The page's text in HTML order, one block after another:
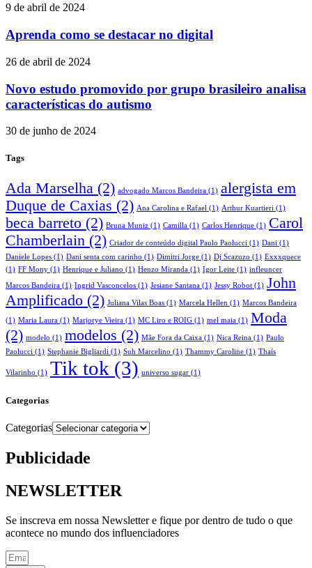
9 de abril de 2024
Aprenda como se destacar no digital
26 de abril de 2024
Novo estudo promovido por grupo brasileiro analisa
características do autismo
30 de junho de 2024
Tags
Ada Marselha (2) advogado Marcos Bandeira (1) alergista em
Duque de Caxias (2) Ana Carolina e Rafael (1) Arthur Kuartieri (1)
beca barreto (2) Bruna Muniz (1) Camilla (1) Carlos Henrique (1) Carol
Chamberlain (2) Criador de conteúdo digital Paulo Paolucci (1) Dani (1)
Daniele Lopes (1) Dani senta com carinho (1) Dimitri Jorge (1) Dj Scazuzo (1) Exxxquece
(1) FF Mony (1) Henrique e Juliano (1) Henzo Miranda (1) Igor Leite (1) infleuncer
Marcos Bandeira (1) Ingrid Vasconcelos (1) Jesiane Santana (1) Jessy Robot (1) John
Amplificado (2) Juliana Vilas Boas (1) Marcela Hellen (1) Marcos Bandeira
(1) Maria Laura (1) Marjorye Vieira (1) MC Liro e ROIG (1) mel maia (1) Moda
(2) modelo (1) modelos (2) Mãe Fora da Caixa (1) Nica Reina (1) Paulo
Paolucci (1) Stephanie Bigliardi (1) Suh Marcelino (1) Thammy Caroline (1) Thaís
Vilarinho (1) Tik tok (3) universo sugar (1)
Categorias
Categorias
Publicidade
NEWSLETTER
Se inscreva em nossa Newsletter e fique por dentro de tudo o que
acontece no mundo dos influenciadores